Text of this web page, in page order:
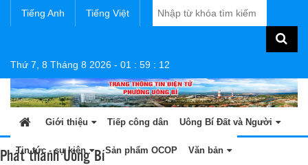
Tiếng Anh Tiếng Việt
Thứ 7, 8 Tháng 8 2026 - 01 : 59 : 12
Giới thiệu Tiếp công dân Uông Bí Đất và Người
Tin tức - sự kiện Sản phẩm OCOP Văn bản
Phát thanh Uông Bí